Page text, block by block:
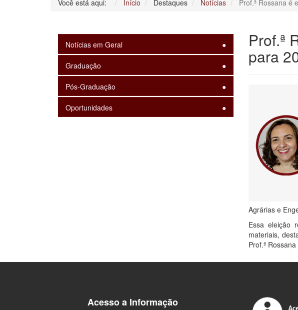
Você está aqui: Início Destaques Notícias Prof.ª Rossana é
Notícias em Geral
Graduação
Pós-Graduação
Oportunidades
Prof.ª
para
Agrárias e
Essa eleição
materiais,
Prof.ª
Acesso a Informação